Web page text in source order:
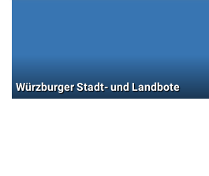
Würzburger Stadt- und Landbote